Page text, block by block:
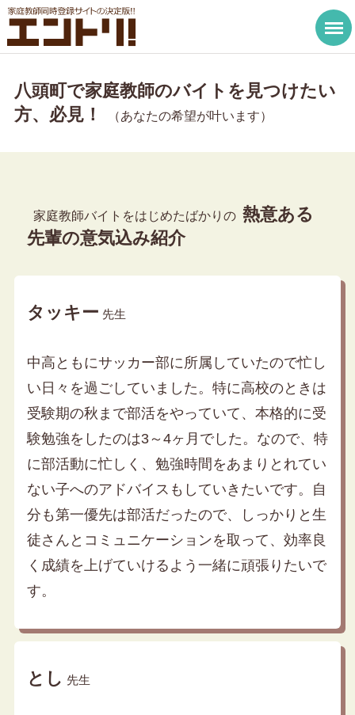
八頭町で家庭教師のバイトを見つけたい
方、必見！
（あなたの希望が叶います）
家庭教師バイトをはじめたばかりの 熱意ある
先輩の意気込み紹介
タッキー 先生
中高ともにサッカー部に所属していたので忙し
い日々を過ごしていました。特に高校のときは
受験期の秋まで部活をやっていて、本格的に受
験勉強をしたのは3～4ヶ月でした。なので、特
に部活動に忙しく、勉強時間をあまりとれてい
ない子へのアドバイスもしていきたいです。自
分も第一優先は部活だったので、しっかりと生
徒さんとコミュニケーションを取って、効率良
く成績を上げていけるよう一緒に頑張りたいで
す。
とし 先生